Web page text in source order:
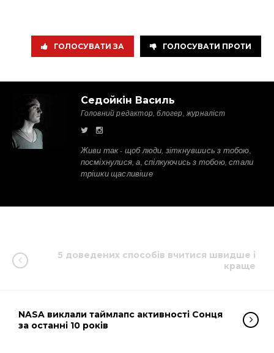
ГОЛОСУВАТИ ЗА ГОЛОСУВАТИ ПРОТИ
Седойкін Василь
Головний редактор, блогер, журналіст
Живи так - щоб люди, зіткнувшись з тобою,
посміхнулися, а, спілкуючись з тобою, стали
трішки щасливіше
5 доведених способів вчитися швидше і
краще
NASA виклали таймлапс активності Сонця
за останні 10 років